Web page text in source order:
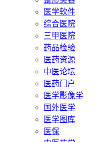
医学软件
综合医院
三甲医院
药品检验
医药资源
中医论坛
医药门户
医学影像学
国外医学
医学图库
医保